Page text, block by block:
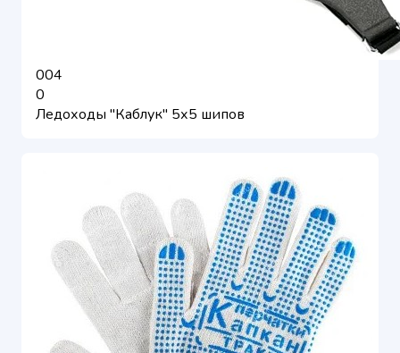
004
0
Ледоходы "Каблук" 5х5 шипов